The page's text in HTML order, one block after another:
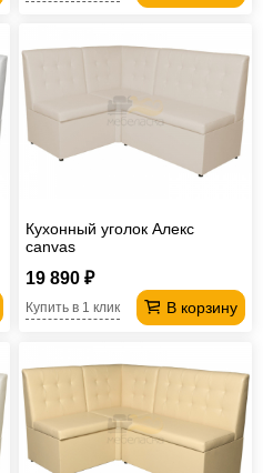
Кухонный уголок Алекс
canvas
19 890 ₽
В корзину
Купить в 1 клик